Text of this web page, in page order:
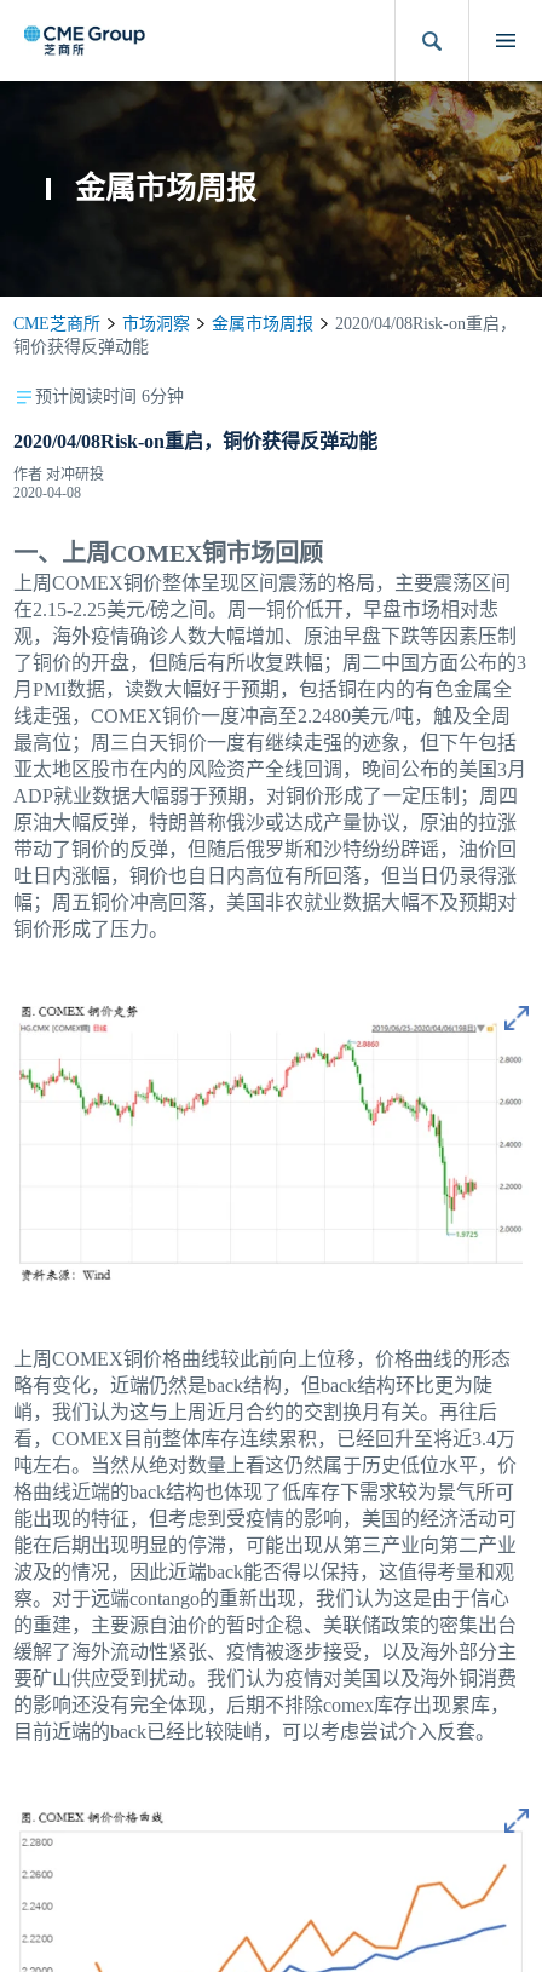
金属市场周报
CME芝商所 市场洞察 金属市场周报
2020/04/08Risk-on重启，
铜价获得反弹动能
预计阅读时间 6分钟
2020/04/08Risk-on重启，铜价获得反弹动能
作者对冲研投
2020-04-08
一、上周COMEX铜市场回顾
上周COMEX铜价整体呈现区间震荡的格局，主要震荡区间
在2.15-2.25美元/磅之间。周一铜价低开，早盘市场相对悲
观，海外疫情确诊人数大幅增加、原油早盘下跌等因素压制
了铜价的开盘，但随后有所收复跌幅；周二中国方面公布的3
月PMI数据，读数大幅好于预期，包括铜在内的有色金属全
线走强，COMEX铜价一度冲高至2.2480美元/吨，触及全周
最高位；周三白天铜价一度有继续走强的迹象，但下午包括
亚太地区股市在内的风险资产全线回调，晚间公布的美国3月
ADP就业数据大幅弱于预期，对铜价形成了一定压制；周四
原油大幅反弹，特朗普称俄沙或达成产量协议，原油的拉涨
带动了铜价的反弹，但随后俄罗斯和沙特纷纷辟谣，油价回
吐日内涨幅，铜价也自日内高位有所回落，但当日仍录得涨
幅；周五铜价冲高回落，美国非农就业数据大幅不及预期对
铜价形成了压力。
上周COMEX铜价格曲线较此前向上位移，价格曲线的形态
略有变化，近端仍然是back结构，但back结构环比更为陡
峭，我们认为这与上周近月合约的交割换月有关。再往后
看，COMEX目前整体库存连续累积，已经回升至将近3.4万
吨左右。当然从绝对数量上看这仍然属于历史低位水平，价
格曲线近端的back结构也体现了低库存下需求较为景气所可
能出现的特征，但考虑到受疫情的影响，美国的经济活动可
能在后期出现明显的停滞，可能出现从第三产业向第二产业
波及的情况，因此近端back能否得以保持，这值得考量和观
察。对于远端contango的重新出现，我们认为这是由于信心
的重建，主要源自油价的暂时企稳、美联储政策的密集出台
缓解了海外流动性紧张、疫情被逐步接受，以及海外部分主
要矿山供应受到扰动。我们认为疫情对美国以及海外铜消费
的影响还没有完全体现，后期不排除comex库存出现累库，
目前近端的back已经比较陡峭，可以考虑尝试介入反套。